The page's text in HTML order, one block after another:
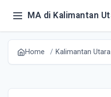
MA di Kalimantan
Home Kalimantan Utara